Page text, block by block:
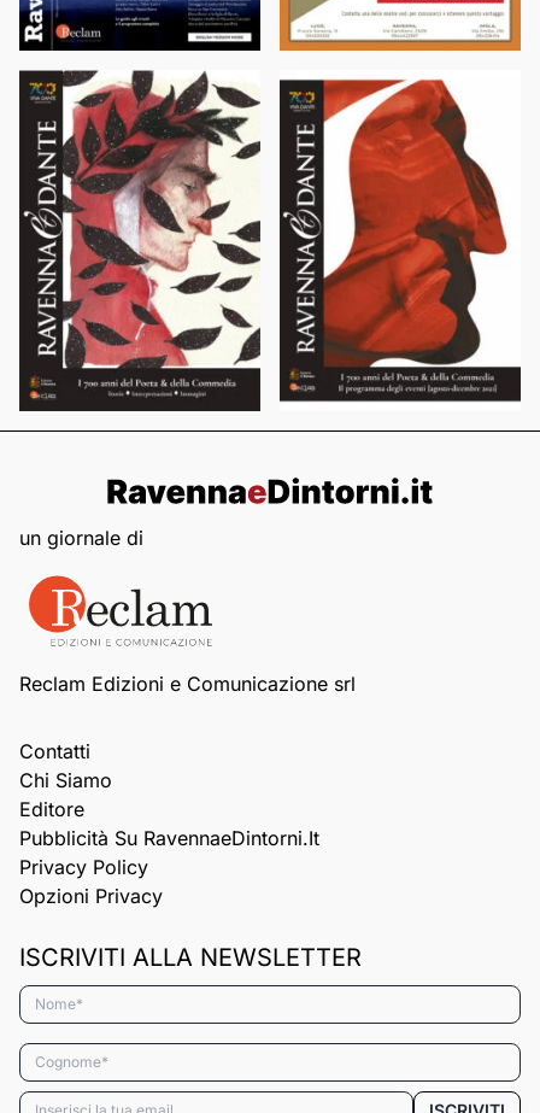
un giornale di
Reclam Edizioni e Comunicazione srl
Contatti
Chi Siamo
Editore
Pubblicità Su RavennaeDintorni.it
Privacy Policy
Opzioni Privacy
ISCRIVITI ALLA NEWSLETTER
Nome*
Cognome*
Email*